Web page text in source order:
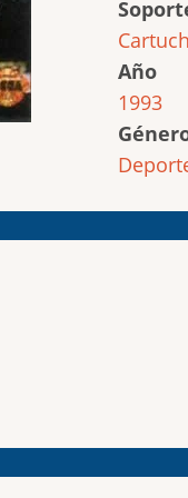
Año
1993